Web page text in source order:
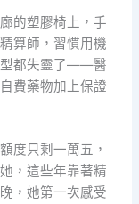
的塑膠椅上，手
算師，習慣用機
型都失靈了——醫
費藥物加上保證
度只剩一萬五，
，這些年靠著精
，她第一次感受